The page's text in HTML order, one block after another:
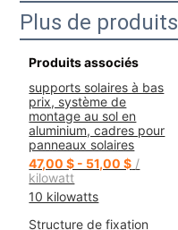
Plus de produits
Produits associés
supports solaires à bas
prix, système de
montage au sol en
aluminium, cadres pour
panneaux solaires
47,00 $ - 51,00 $ /
kilowatt
10 kilowatts
Structure de fixation